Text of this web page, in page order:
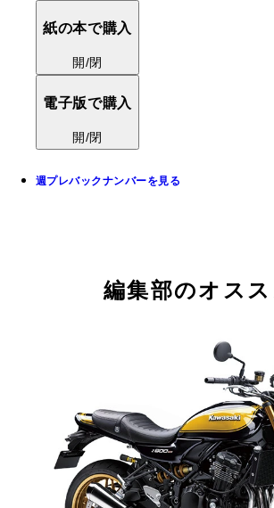
紙の本で購入
開/閉
電子版で購入
開/閉
週プレバックナンバーを見る
編集部のオスス